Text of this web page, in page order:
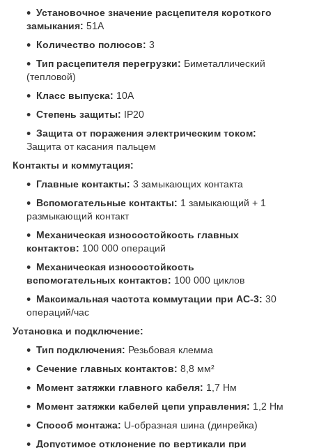
Установочное значение расцепителя короткого
замыкания: 51А
Количество полюсов: 3
Тип расцепителя перегрузки: Биметаллический
(тепловой)
Класс выпуска: 10A
Степень защиты: IP20
Защита от поражения электрическим током:
Защита от касания пальцем
Контакты и коммутация:
Главные контакты: 3 замыкающих контакта
Вспомогательные контакты: 1 замыкающий + 1
размыкающий контакт
Механическая износостойкость главных
контактов: 100 000 операций
Механическая износостойкость
вспомогательных контактов: 100 000 циклов
Максимальная частота коммутации при AC-3: 30
операций/час
Установка и подключение:
Тип подключения: Резьбовая клемма
Сечение главных контактов: 8,8 мм²
Момент затяжки главного кабеля: 1,7 Нм
Момент затяжки кабелей цепи управления: 1,2 Нм
Способ монтажа: U-образная шина (динрейка)
Допустимое отклонение по вертикали при